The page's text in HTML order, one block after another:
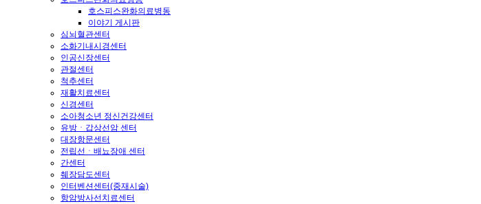
호스피스완화의료병동
이야기 게시판
심뇌혈관센터
소화기내시경센터
인공신장센터
관절센터
척추센터
재활치료센터
신경센터
소아청소년 정신건강센터
유방ㆍ갑상선암 센터
대장항문센터
전립선ㆍ배뇨장애 센터
간센터
췌장담도센터
인터벤션센터(중재시술)
항암방사선치료센터